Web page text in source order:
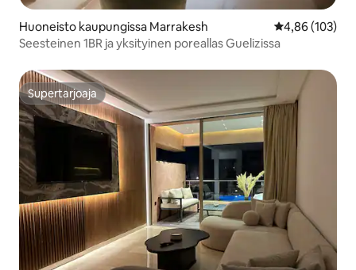
Huoneisto kaupungissa Marrakesh
4,86 (103)
Seesteinen 1BR ja yksityinen poreallas Guelizissa
Supertarjoaja
Supertarjoaja